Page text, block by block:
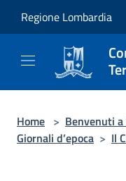
Regione Lombardia
Home > Benvenuti a
Giornali d’epoca > Il